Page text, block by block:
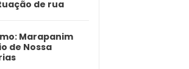
de rua
Marapanim
de Nossa